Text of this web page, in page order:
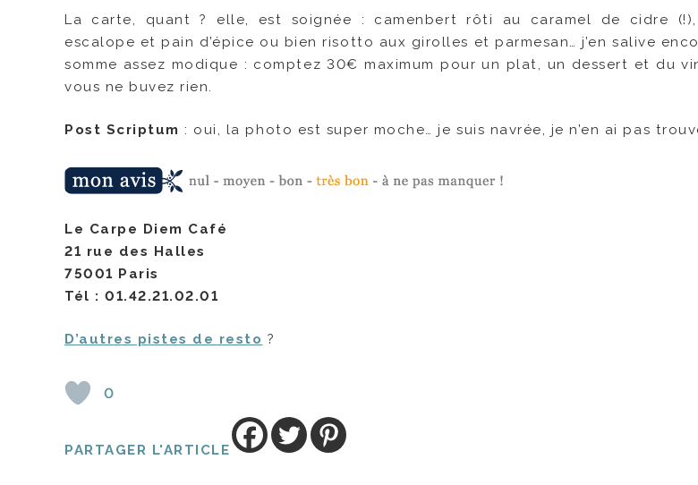
La carte, quant ? elle, est soignée : camenbert rôti au caramel de cidre
escalope et pain d’épice ou bien risotto aux girolles et parmesan… j’en salive
somme assez modique : comptez 30€ maximum pour un plat, un dessert et du
vous ne buvez rien.
Post Scriptum : oui, la photo est super moche… je suis navrée, je n’en ai pas
Le Carpe Diem Café
21 rue des Halles
75001 Paris
Tél : 01.42.21.02.01
D’autres pistes de resto ?
0
PARTAGER L'ARTICLE